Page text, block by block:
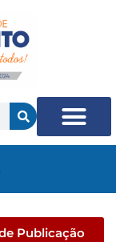
Publicação